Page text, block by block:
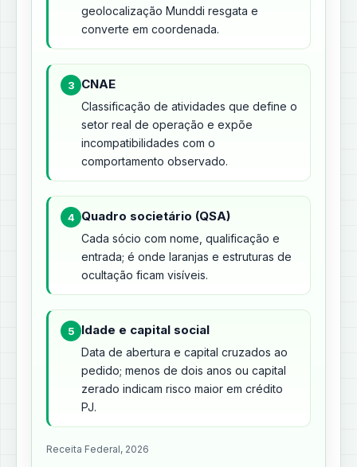
geolocalização Munddi resgata e
converte em coordenada.
3 CNAE
Classificação de atividades que define o
setor real de operação e expõe
incompatibilidades com o
comportamento observado.
4 Quadro societário (QSA)
Cada sócio com nome, qualificação e
entrada; é onde laranjas e estruturas de
ocultação ficam visíveis.
5 Idade e capital social
Data de abertura e capital cruzados ao
pedido; menos de dois anos ou capital
zerado indicam risco maior em crédito
PJ.
Receita Federal, 2026